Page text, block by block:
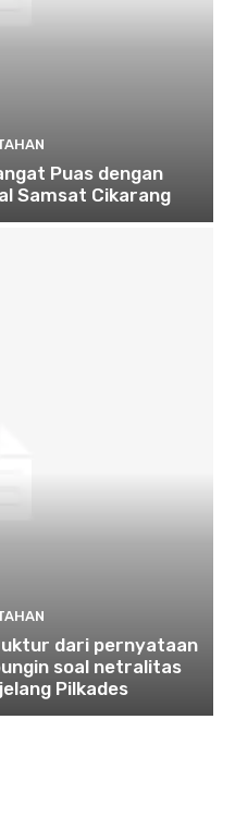
Puas dengan
Samsat Cikarang
dari pernyataan
soal netralitas
Pilkades